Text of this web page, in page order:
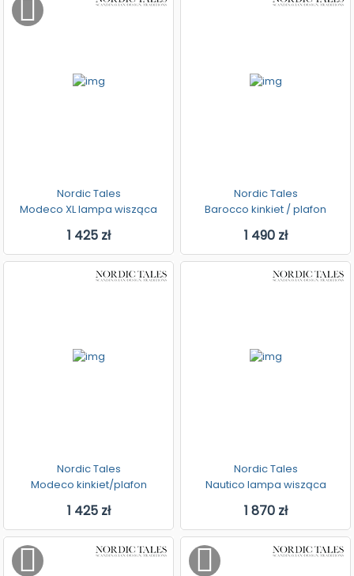
Nordic Tales
Modeco XL lampa wisząca
1 425 zł
Nordic Tales
Barocco kinkiet / plafon
1 490 zł
Nordic Tales
Modeco kinkiet/plafon
1 425 zł
Nordic Tales
Nautico lampa wisząca
1 870 zł